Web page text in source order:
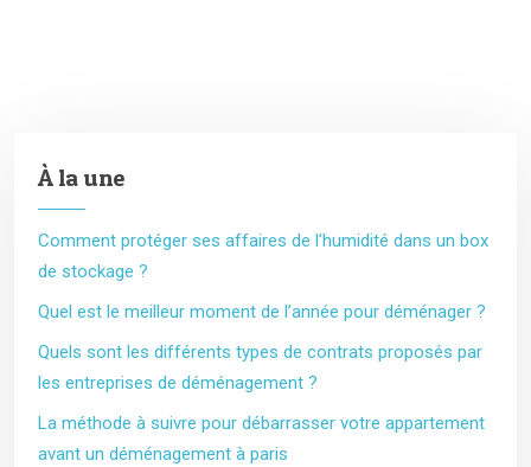
À la une
Comment protéger ses affaires de l’humidité dans un box
de stockage ?
Quel est le meilleur moment de l’année pour déménager ?
Quels sont les différents types de contrats proposés par
les entreprises de déménagement ?
La méthode à suivre pour débarrasser votre appartement
avant un déménagement à paris